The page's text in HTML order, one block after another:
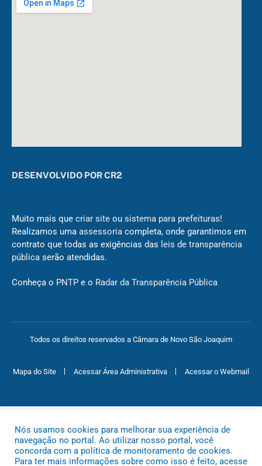
DESENVOLVIDO POR CR2
Muito mais que criar site ou sistema para prefeituras!
Realizamos uma assessoria completa, onde garantimos em
contrato que todas as exigências das leis de transparência
pública serão atendidas.
Conheça o PNTP e o Radar da Transparência Pública
Todos os direitos reservados a Câmara de Novo São Joaquim
Mapa do Site Acessar Área Administrativa Acessar o Webmail
Nós usamos cookies para melhorar sua experiência de
navegação no portal. Ao utilizar nosso portal, você
concorda com a política de monitoramento de cookies.
Para ter mais informações sobre como isso é feito, acesse